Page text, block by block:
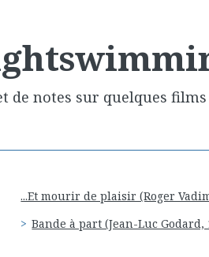
de notes sur quelques films
...Et mourir de plaisir (Roger
Bande à part (Jean-Luc Godard,